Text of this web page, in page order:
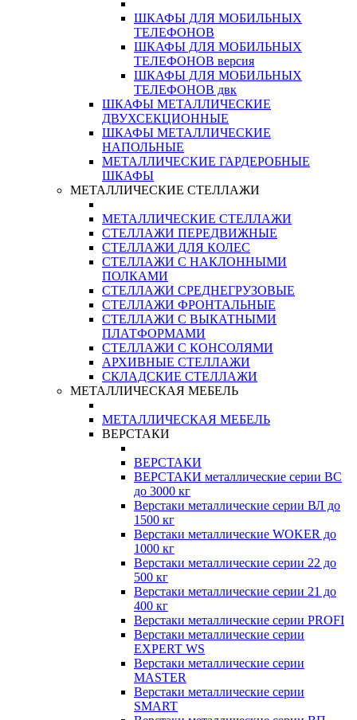
ШКАФЫ ДЛЯ МОБИЛЬНЫХ
ТЕЛЕФОНОВ
ШКАФЫ ДЛЯ МОБИЛЬНЫХ
ТЕЛЕФОНОВ версия
ШКАФЫ ДЛЯ МОБИЛЬНЫХ
ТЕЛЕФОНОВ двк
ШКАФЫ МЕТАЛЛИЧЕСКИЕ
ДВУХСЕКЦИОННЫЕ
ШКАФЫ МЕТАЛЛИЧЕСКИЕ
НАПОЛЬНЫЕ
МЕТАЛЛИЧЕСКИЕ ГАРДЕРОБНЫЕ
ШКАФЫ
МЕТАЛЛИЧЕСКИЕ СТЕЛЛАЖИ
МЕТАЛЛИЧЕСКИЕ СТЕЛЛАЖИ
СТЕЛЛАЖИ ПЕРЕДВИЖНЫЕ
СТЕЛЛАЖИ ДЛЯ КОЛЕС
СТЕЛЛАЖИ С НАКЛОННЫМИ
ПОЛКАМИ
СТЕЛЛАЖИ СРЕДНЕГРУЗОВЫЕ
СТЕЛЛАЖИ ФРОНТАЛЬНЫЕ
СТЕЛЛАЖИ С ВЫКАТНЫМИ
ПЛАТФОРМАМИ
СТЕЛЛАЖИ С КОНСОЛЯМИ
АРХИВНЫЕ СТЕЛЛАЖИ
СКЛАДСКИЕ СТЕЛЛАЖИ
МЕТАЛЛИЧЕСКАЯ МЕБЕЛЬ
МЕТАЛЛИЧЕСКАЯ МЕБЕЛЬ
ВЕРСТАКИ
ВЕРСТАКИ
ВЕРСТАКИ металлические серии ВС
до 3000 кг
Верстаки металлические серии ВЛ до
1500 кг
Верстаки металлические WOKER до
1000 кг
Верстаки металлические серии 22 до
500 кг
Верстаки металлические серии 21 до
400 кг
Верстаки металлические серии PROFI
Верстаки металлические серии
EXPERT WS
Верстаки металлические серии
MASTER
Верстаки металлические серии
SMART